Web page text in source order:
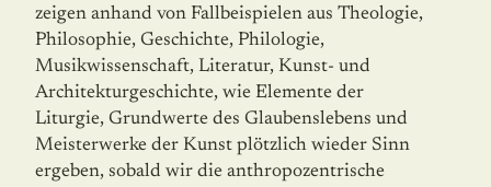
zeigen anhand von Fallbeispielen aus Theologie,
Philosophie, Geschichte, Philologie,
Musikwissenschaft, Literatur, Kunst- und
Architekturgeschichte, wie Elemente der
Liturgie, Grundwerte des Glaubenslebens und
Meisterwerke der Kunst plötzlich wieder Sinn
ergeben, sobald wir die anthropozentrische